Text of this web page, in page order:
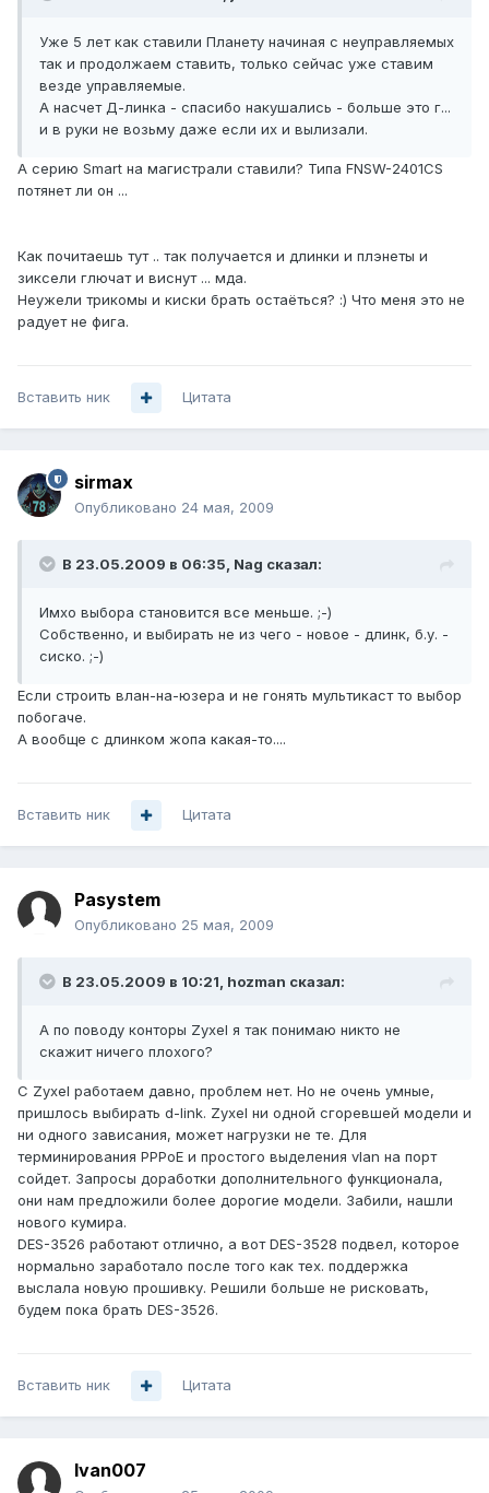
Уже 5 лет как ставили Планету начиная с неуправляемых
так и продолжаем ставить, только сейчас уже ставим
везде управляемые.
А насчет Д-линка - спасибо накушались - больше это г...
и в руки не возьму даже если их и вылизали.
А серию Smart на магистрали ставили? Типа FNSW-2401CS
потянет ли он ...
Как почитаешь тут .. так получается и длинки и плэнеты и
зиксели глючат и виснут ... мда.
Неужели трикомы и киски брать остаёться? :) Что меня это не
радует не фига.
Вставить ник Цитата
sirmax
Опубликовано 24 мая, 2009
В 23.05.2009 в 06:35, Nag сказал:
Имхо выбора становится все меньше. ;-)
Собственно, и выбирать не из чего - новое - длинк, б.у. -
сиско. ;-)
Если строить влан-на-юзера и не гонять мультикаст то выбор
побогаче.
А вообще с длинком жопа какая-то....
Вставить ник Цитата
Pasystem
Опубликовано 25 мая, 2009
В 23.05.2009 в 10:21, hozman сказал:
А по поводу конторы Zyxel я так понимаю никто не
скажит ничего плохого?
С Zyxel работаем давно, проблем нет. Но не очень умные,
пришлось выбирать d-link. Zyxel ни одной сгоревшей модели и
ни одного зависания, может нагрузки не те. Для
терминирования PPPoE и простого выделения vlan на порт
сойдет. Запросы доработки дополнительного функционала,
они нам предложили более дорогие модели. Забили, нашли
нового кумира.
DES-3526 работают отлично, а вот DES-3528 подвел, которое
нормально заработало после того как тех. поддержка
выслала новую прошивку. Решили больше не рисковать,
будем пока брать DES-3526.
Вставить ник Цитата
Ivan007